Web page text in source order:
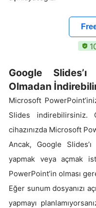
Google
Olmadan
Microsoft
Slides indirebilirsiniz.
cihazınızda Microsoft
Ancak, Google
yapmak veya açmak
PowerPoint’in olması
Eğer sunum dosyanızı
yapmayı